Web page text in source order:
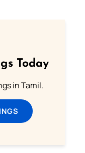
Today
in Tamil.